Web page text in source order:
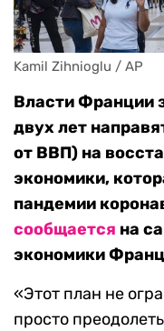
Kamil Zihnioglu / AP
Власти Франции
двух лет
от ВВП) на
экономики,
пандемии
сообщается на
экономики
«Этот план не
просто